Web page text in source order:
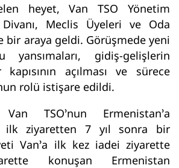
heyet, Van TSO Yönetim
Meclis Üyeleri ve Oda
bir araya geldi. Görüşmede yeni
yansımaları, gidiş-gelişlerin
kapısının açılması ve sürece
rolü istişare edildi.
TSO’nun Ermenistan’a
ilk ziyaretten 7 yıl sonra bir
Van’a ilk kez iadei ziyarette
konuşan Ermenistan